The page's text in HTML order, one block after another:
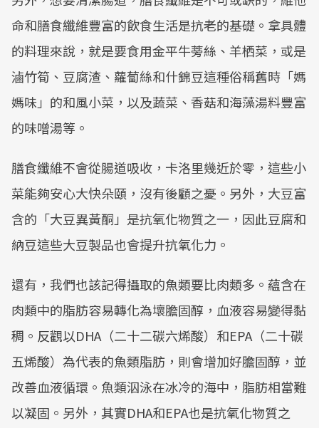
命和膳食纖維豐富的飲食生活是抗老的基礎。拿具體
的料理來說，就是要食用金平牛蒡絲、羊栖菜，或是
滷竹筍、豆腐渣、蘿蔔絲和什錦豆這種俗稱舊時「媽
媽味」的和風小菜，以及蔬菜、香菇和海藻湯料豐富
的味噌湯等。
膳食纖維不會從腸道吸收，卡洛里幾近於零，這些小
菜能夠安心大快朵頤，沒有後顧之憂。另外，大豆富
含的「大豆異黃酮」是抗氧化物質之一，因此豆腐和
納豆這些大豆製品也會提升抗氧化力。
還有，我們也該記得攝取的魚類要比肉類多。蘊含在
肉類中的脂肪容易轉化為壞膽固醇，血液容易變得黏
稠。反觀以DHA（二十二碳六烯酸）和EPA（二十碳
五烯酸）為代表的魚類脂肪，則會增加好膽固醇，並
改善血液循環。魚類泅泳在冰冷的海中，脂肪相當難
以凝固。另外，其實DHA和EPA也是抗氧化物質之